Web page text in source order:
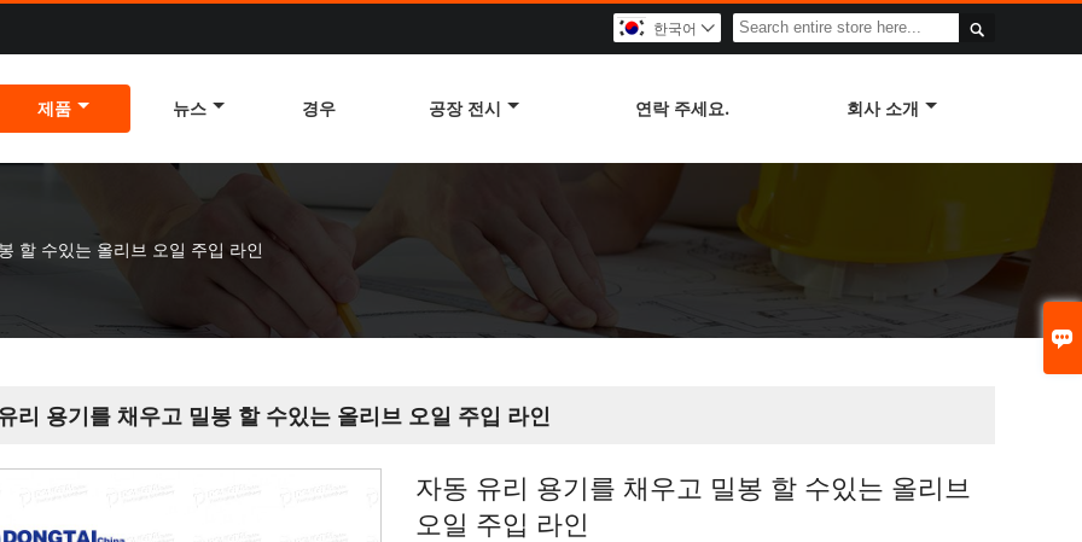


한국어 
제품 뉴스 경우 공장 전시 연락 주세요. 회사 소개
할 수있는 올리브 오일 주입 라인
리 용기를 채우고 밀봉 할 수있는 올리브 오일 주입 라인
자동 유리 용기를 채우고 밀봉 할 수있는 올리브
오일 주입 라인